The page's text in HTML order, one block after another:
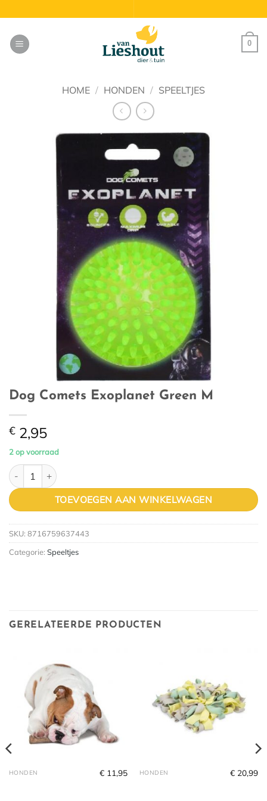
naar
inhoud
0
HOME / HONDEN / SPEELTJES
Dog Comets Exoplanet Green M
€ 2,95
2 op voorraad
Dog Comets Exoplanet Green M aantal
TOEVOEGEN AAN WINKELWAGEN
SKU: 8716759637443
Categorie: Speeltjes
GERELATEERDE PRODUCTEN
HONDEN € 11,95 HONDEN € 20,99